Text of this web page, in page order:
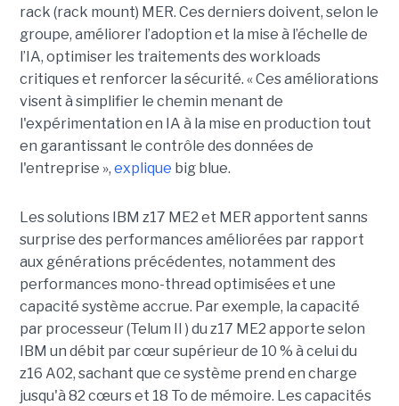
rack (rack mount) MER. Ces derniers doivent, selon le
groupe, améliorer l’adoption et la mise à l’échelle de
l’IA, optimiser les traitements des workloads
critiques et renforcer la sécurité. « Ces améliorations
visent à simplifier le chemin menant de
l'expérimentation en IA à la mise en production tout
en garantissant le contrôle des données de
l'entreprise », explique big blue.
Les solutions IBM z17 ME2 et MER apportent sanns
surprise des performances améliorées par rapport
aux générations précédentes, notamment des
performances mono-thread optimisées et une
capacité système accrue. Par exemple, la capacité
par processeur (Telum II ) du z17 ME2 apporte selon
IBM un débit par cœur supérieur de 10 % à celui du
z16 A02, sachant que ce système prend en charge
jusqu'à 82 cœurs et 18 To de mémoire. Les capacités